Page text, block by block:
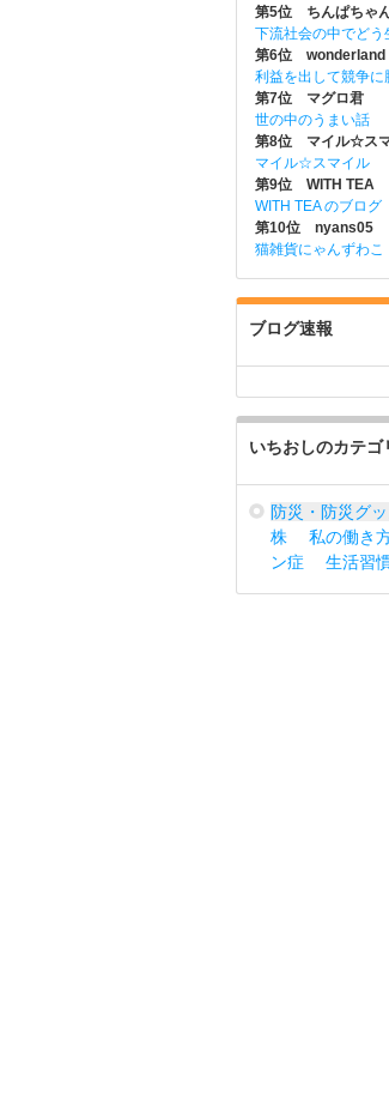
第5位 ちんぱちゃ
下流社会の中でどう
第6位 wonderland
利益を出して競争
第7位 マグロ君
世の中のうまい話
第8位 マイル☆ス
マイル☆スマイル
第9位 WITH TEA
WITH TEA のブログ
第10位 nyans05
猫雑貨にゃんずわこ
ブログ速報
いちおしのカテゴ
防災・防災グ
株
私の働き
ン症
生活習